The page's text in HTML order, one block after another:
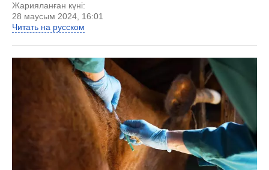
Жарияланған күні:
28 маусым 2024, 16:01
Читать на русском